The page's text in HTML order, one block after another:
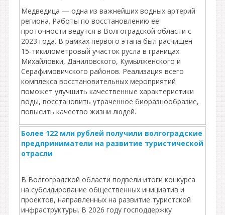
Медведица — одна из важнейших водных артерий
региона. Работы по восстановлению ее
проточности ведутся в Волгоградской области с
2023 года. В рамках первого этапа был расчищен
15-тикилометровый участок русла в границах
Михайловки, Даниловского, Кумылженского и
Серафимовичского районов. Реализация всего
комплекса восстановительных мероприятий
поможет улучшить качественные характеристики
воды, восстановить утраченное биоразнообразие,
повысить качество жизни людей.
Более 122 млн рублей получили волгоградские
предприниматели на развитие туристической
отрасли
В Волгоградской области подвели итоги конкурса
на субсидирование общественных инициатив и
проектов, направленных на развитие туристской
инфраструктуры. В 2026 году господдержку